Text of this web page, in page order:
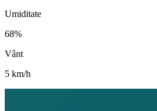
Umiditate
68%
Vânt
5 km/h